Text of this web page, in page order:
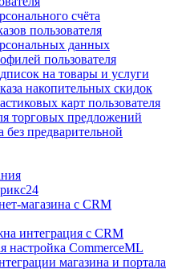
счёта
пользователя
данных
пользователя
на товары и услуги
накопительных скидок
карт пользователя
торговых предложений
без предварительной
магазина с CRM
интеграция с CRM
настройка CommerceML
магазина и портала